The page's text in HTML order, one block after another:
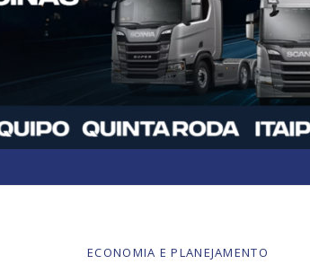
ECONOMIA E PLANEJAMENTO